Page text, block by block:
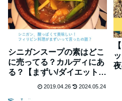
シニガンスープの素はどこ
に売ってる？カルディにあ
る？【まずい/ダイエット効
果の真相は】
2019.04.26 2024.05.24